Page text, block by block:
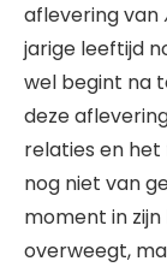
aflevering van
jarige leeftijd
wel begint na
deze
relaties en
nog niet van
moment in
overweegt,